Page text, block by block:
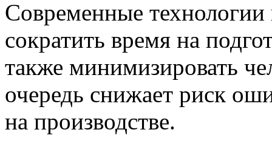
Современные технологии
сократить время на
также минимизировать
очередь снижает риск
на производстве.